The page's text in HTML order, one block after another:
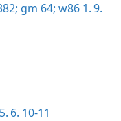
gm 64; w86 1. 9.
6. 10-11